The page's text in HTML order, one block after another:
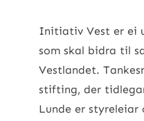
Initiativ Vest er ei
som skal bidra til
Vestlandet.
stifting, der
Lunde er styreleiar